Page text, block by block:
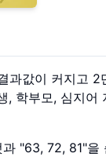
과값이 커지고 2
, 학부모, 심지어
"63, 72, 81"을